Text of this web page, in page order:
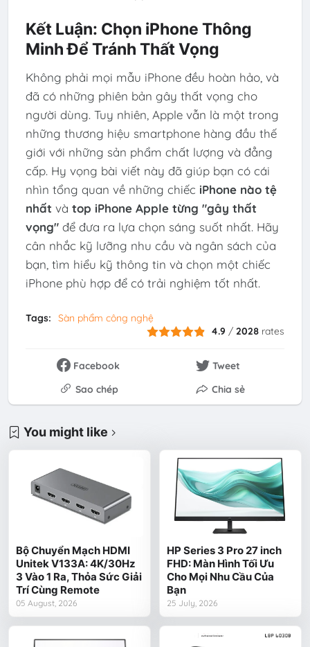
Kết Luận: Chọn iPhone Thông
Minh Để Tránh Thất Vọng
Không phải mọi mẫu iPhone đều hoàn hảo, và
đã có những phiên bản gây thất vọng cho
người dùng. Tuy nhiên, Apple vẫn là một trong
những thương hiệu smartphone hàng đầu thế
giới với những sản phẩm chất lượng và đẳng
cấp. Hy vọng bài viết này đã giúp bạn có cái
nhìn tổng quan về những chiếc iPhone nào tệ
nhất và top iPhone Apple từng "gây thất
vọng"để đưa ra lựa chọn sáng suốt nhất. Hãy
cân nhắc kỹ lưỡng nhu cầu và ngân sách của
bạn, tìm hiểu kỹ thông tin và chọn một chiếc
iPhone phù hợp để có trải nghiệm tốt nhất.
Tags:
Sàn phẩm công nghệ
4.9 /2028 rates
Facebook
Tweet
Sao chép
Chia sẻ
You might like
Bộ Chuyển Mạch HDMI
Unitek V133A: 4K/30Hz
3 Vào 1 Ra, Thỏa Sức Giải
Trí Cùng Remote
05 August, 2026
HP Series 3 Pro 27 inch
FHD: Màn Hình Tối Ưu
Cho Mọi Nhu Cầu Của
Bạn
25 July, 2026